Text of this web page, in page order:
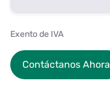
Exento de IVA
Contáctanos Ahora